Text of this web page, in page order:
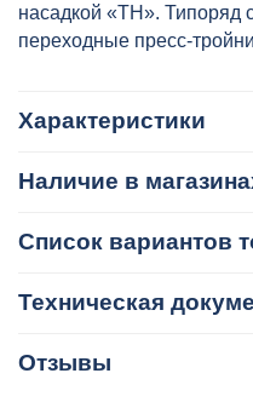
насадкой «ТН». Типоряд
переходные пресс-
Характеристики
Наличие в
Список вариантов
Техническая
Отзывы